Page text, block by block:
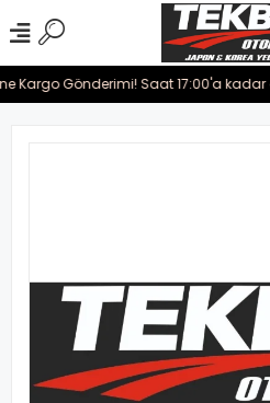
Kargo Gönderimi! Saat 17:00'a